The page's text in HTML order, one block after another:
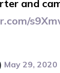
and
May 29, 2020